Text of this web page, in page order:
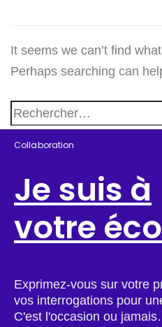
It seems we can’t find
Perhaps searching can
Collaboration
Je suis à
votre
Exprimez-vous sur votre
vos interrogations pour
C'est l'occasion ou